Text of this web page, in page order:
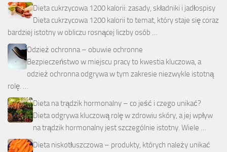
Dieta cukrzycowa 1200 kalorii: zasady, składniki i jadłospisy
Dieta cukrzycowa 1200 kalorii to temat, który staje się coraz
bardziej istotny w obliczu rosnącej liczby osób …
Odzież ochronna – obuwie ochronne
Bezpieczeństwo w miejscu pracy to kwestia kluczowa, a
odzież ochronna odgrywa w tym zakresie niezwykle istotną
rolę. …
Dieta na trądzik hormonalny – co jeść i czego unikać?
Dieta odgrywa kluczową rolę w zdrowiu skóry, a jej wpływ
na trądzik hormonalny jest szczególnie istotny. Wiele …
Dieta niskotłuszczowa – produkty, których należy unikać